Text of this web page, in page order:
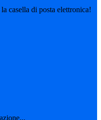
casella di posta elettronica!